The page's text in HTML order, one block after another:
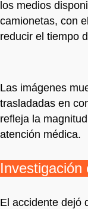
los medios
camionetas, con
reducir el tiempo
Las imágenes
trasladadas en
refleja la
atención médica.
Investigación
El accidente dejó